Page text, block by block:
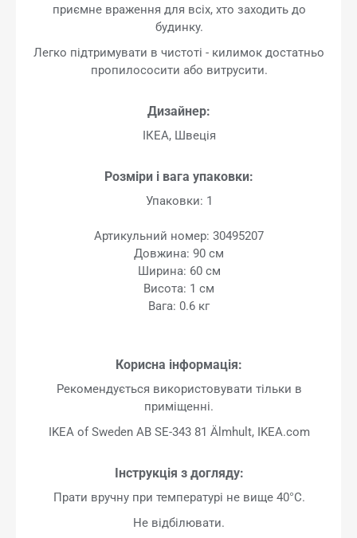
приємне враження для всіх, хто заходить до
будинку.
Легко підтримувати в чистоті - килимок достатньо
пропилососити або витрусити.
Дизайнер:
ІКЕА, Швеція
Розміри і вага упаковки:
Упаковки: 1
Артикульний номер: 30495207
Довжина: 90 см
Ширина: 60 см
Висота: 1 см
Вага: 0.6 кг
Корисна інформація:
Рекомендується використовувати тільки в
приміщенні.
IKEA of Sweden AB SE-343 81 Älmhult, IKEA.com
Інструкція з догляду:
Прати вручну при температурі не вище 40°C.
Не відбілювати.